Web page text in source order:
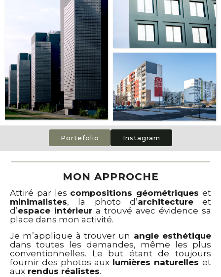
Portefolio Instagram
MON APPROCHE
Attiré par les compositions géométriques et
minimalistes, la photo d’architectureet
d’espace intérieur a trouvé avec évidence sa
place dans mon activité.
Je m’applique à trouver un angle esthétique
dans toutes les demandes, même les plus
conventionnelles. Le but étant de toujours
fournir des photos aux lumières naturelles et
aux rendus réalistes.